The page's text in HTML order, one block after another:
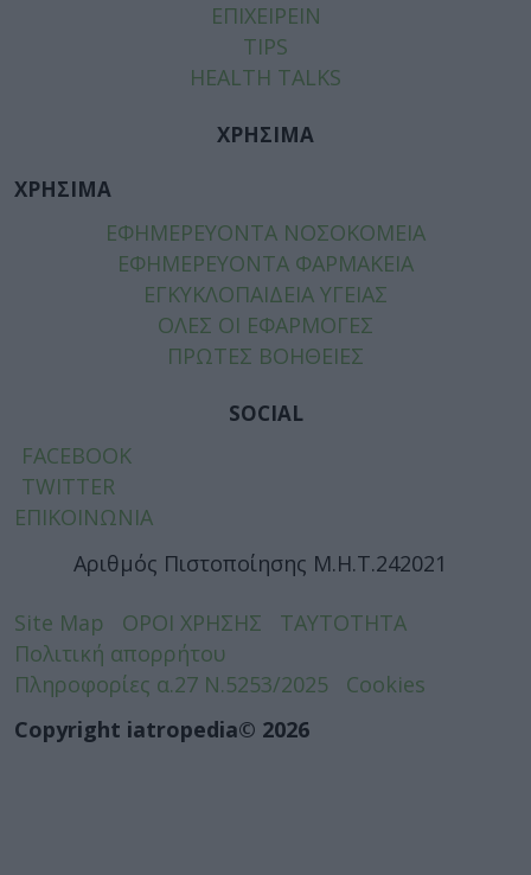
ΕΠΙΧΕΙΡΕΙΝ
TIPS
HEALTH TALKS
ΧΡΗΣΙΜΑ
ΧΡΗΣΙΜΑ
ΕΦΗΜΕΡΕΥΟΝΤΑ ΝΟΣΟΚΟΜΕΙΑ
ΕΦΗΜΕΡΕΥΟΝΤΑ ΦΑΡΜΑΚΕΙΑ
ΕΓΚΥΚΛΟΠΑΙΔΕΙΑ ΥΓΕΙΑΣ
ΟΛΕΣ ΟΙ ΕΦΑΡΜΟΓΕΣ
ΠΡΩΤΕΣ ΒΟΗΘΕΙΕΣ
SOCIAL
FACEBOOK
TWITTER
ΕΠΙΚΟΙΝΩΝΙΑ
Αριθμός Πιστοποίησης Μ.Η.Τ.242021
Site Map ΟΡΟΙ ΧΡΗΣΗΣ
ΤΑΥΤΟΤΗΤΑ
Πολιτική απορρήτου
Πληροφορίες α.27 Ν.5253/2025
Cookies
Copyright iatropedia© 2026